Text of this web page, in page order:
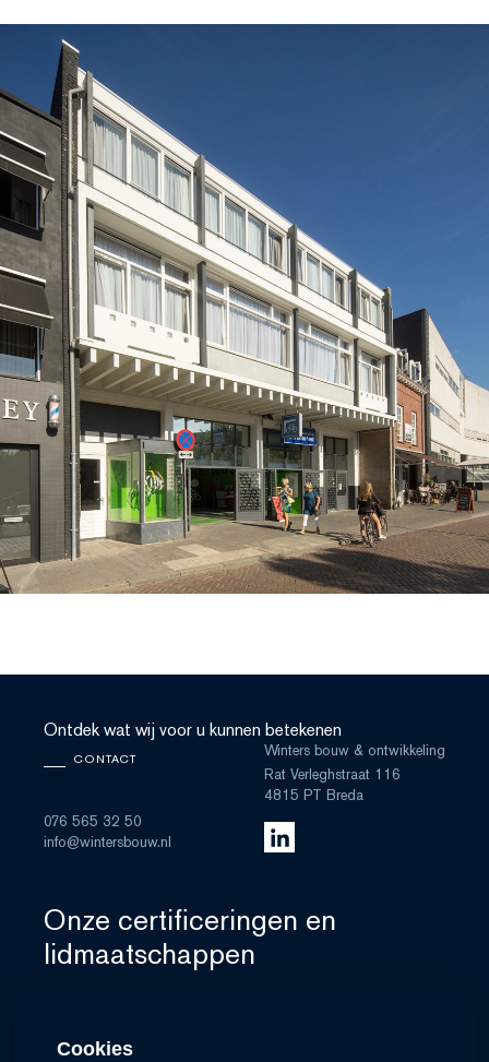
Cookies
Ontdek wat wij voor u kunnen betekenen
CONTACT
076 565 32 50
info@wintersbouw.nl
Winters bouw & ontwikkeling
Rat Verleghstraat 116
4815 PT Breda
Onze certificeringen en
lidmaatschappen